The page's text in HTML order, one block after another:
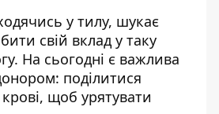
у тилу, шукає
свій вклад у таку
На сьогодні є важлива
поділитися
щоб урятувати